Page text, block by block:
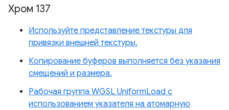
Хром 137
Используйте представление текстуры для
привязки внешней текстуры.
Копирование буферов выполняется без указания
смещений и размера.
Рабочая группа WGSL UniformLoad с
использованием указателя на атомарную